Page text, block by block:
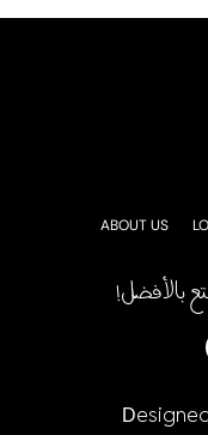
ABOUT US
بالأفضل